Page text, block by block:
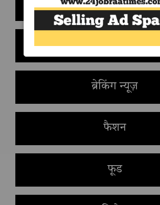
अन्तर्राष्ट्रीय
धर्म
ब्रेकिंग न्यूज़
फैशन
फूड